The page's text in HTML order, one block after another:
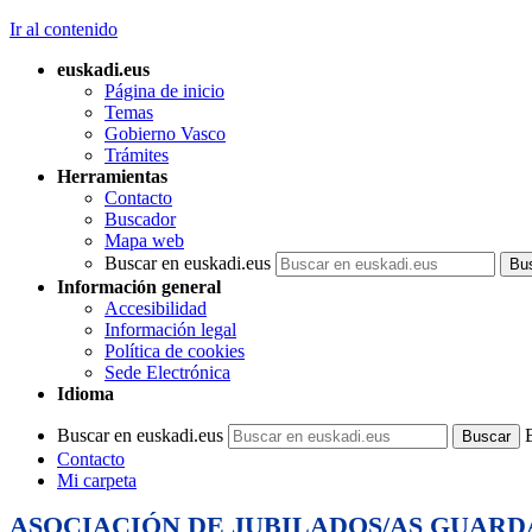
Ir al contenido
euskadi.eus
Página de inicio
Temas
Gobierno Vasco
Trámites
Herramientas
Contacto
Buscador
Mapa web
Buscar en euskadi.eus
Información general
Accesibilidad
Información legal
Política de cookies
Sede Electrónica
Idioma
Buscar en euskadi.eus
Contacto
Mi carpeta
ASOCIACIÓN DE JUBILADOS/AS